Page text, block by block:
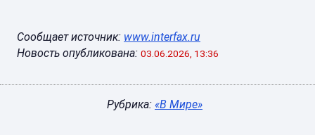
Сообщает источник: www.interfax.ru
Новость опубликована: 03.06.2026, 13:36
Рубрика: «В Мире»